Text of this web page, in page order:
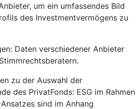
um ein umfassendes Bild
des Investmentvermögens zu
Daten verschiedener Anbieter
zu der Auswahl der
des PrivatFonds: ESG im Rahmen
sind im Anhang